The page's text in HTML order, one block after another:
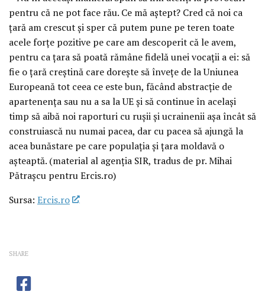
pentru că ne pot face rău. Ce mă aștept? Cred că noi ca
țară am crescut și sper că putem pune pe teren toate
acele forțe pozitive pe care am descoperit că le avem,
pentru ca țara să poată rămâne fidelă unei vocații a ei: să
fie o țară creștină care dorește să învețe de la Uniunea
Europeană tot ceea ce este bun, făcând abstracție de
apartenența sau nu a sa la UE și să continue în același
timp să aibă noi raporturi cu rușii și ucrainenii așa încât să
construiască nu numai pacea, dar cu pacea să ajungă la
acea bunăstare pe care populația și țara moldavă o
așteaptă. (material al agenția SIR, tradus de pr. Mihai
Pătrașcu pentru Ercis.ro)
Sursa: Ercis.ro
SHARE